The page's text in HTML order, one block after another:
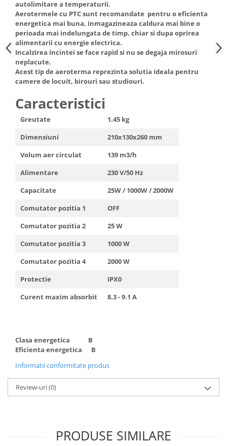
Truse de scule
Truse de lipit PPR
Ventuze cu brate pentru transport
Vibratoare beton
Masini de spalat rufe cu uscator
Uscatoare de rufe
Masini de facut paine
Pachete electrocasnice
incorporabile
Seturi oale
SANDWICH MAKER
autolimitare a temperaturii.
Aerotermele cu PTC sunt recomandate pentru o eficienta
energetica mai buna, inmagazineaza caldura mai bine o
perioada mai indelungata de timp, chiar si dupa oprirea
alimentarii cu energie electrica.
Incalzirea incintei se face rapid si nu se degaja mirosuri
neplacute.
Acest tip de aeroterma reprezinta solutia ideala pentru
camere de locuit, birouri sau studiouri.
Caracteristici
Greutate
1.45 kg
Dimensiuni
210x130x260 mm
Volum aer circulat
139 m3/h
Alimentare
230 V/50 Hz
Capacitate
25W / 1000W / 2000W
Comutator pozitia 1
OFF
Comutator pozitia 2
25 W
Comutator pozitia 3
1000 W
Comutator pozitia 4
2000 W
Protectie
IPX0
Curent maxim absorbit
8.3 - 9.1 A
Clasa energetica B
Eficienta energetica B
Informatii conformitate produs
Review-uri(0)
PRODUSE SIMILARE